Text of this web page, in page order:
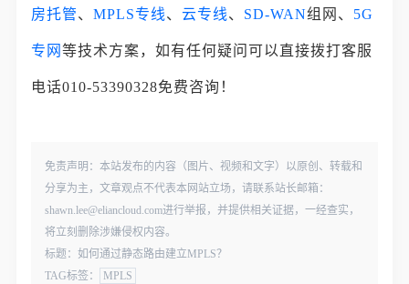
房托管、MPLS专线、云专线、 SD-WAN组网、 5G
专网等技术方案，如有任何疑问可以直接拨打客服
电话010-53390328免费咨询！
免责声明：本站发布的内容（图片、视频和文字）以原创、转载和
分享为主，文章观点不代表本网站立场，请联系站长邮箱：
shawn.lee@eliancloud.com进行举报，并提供相关证据，一经查实，
将立刻删除涉嫌侵权内容。
标题：如何通过静态路由建立MPLS？
TAG标签：
MPLS